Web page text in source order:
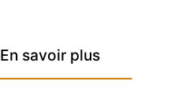
En savoir plus